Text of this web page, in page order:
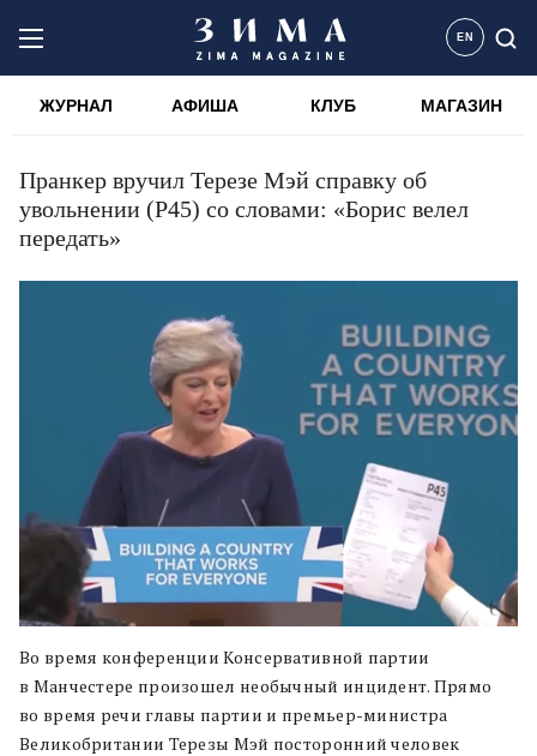
EN
ЖУРНАЛ АФИША КЛУБ МАГАЗИН
Пранкер вручил Терезе Мэй справку об
увольнении (P45) со словами: «Борис велел
передать»
Во время конференции Консервативной партии
в Манчестере произошел необычный инцидент. Прямо
во время речи главы партии и премьер-министра
Великобритании Терезы Мэй посторонний человек